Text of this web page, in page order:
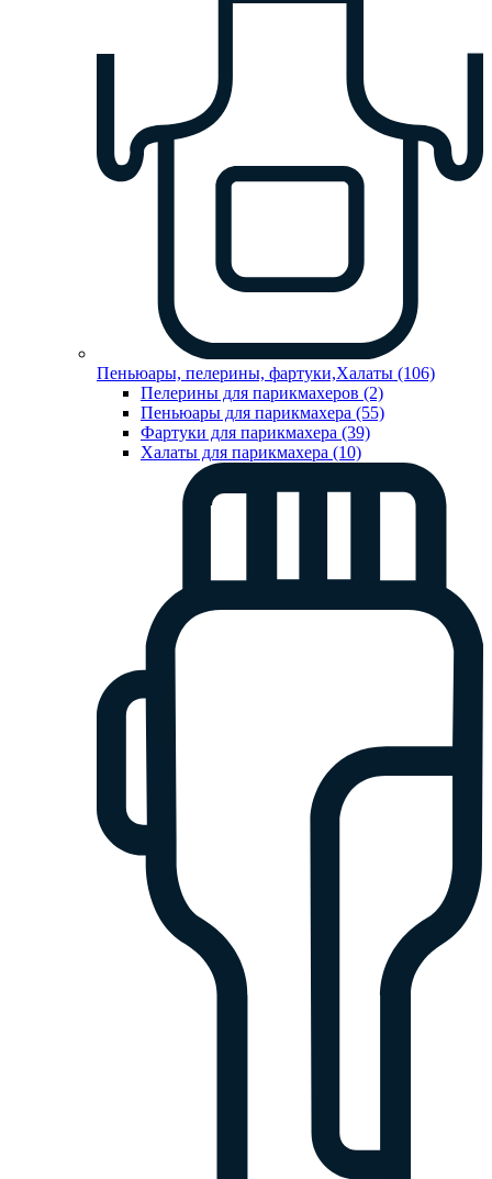
Пеньюары, пелерины, фартуки,Халаты (106)
Пелерины для парикмахеров (2)
Пеньюары для парикмахера (55)
Фартуки для парикмахера (39)
Халаты для парикмахера (10)